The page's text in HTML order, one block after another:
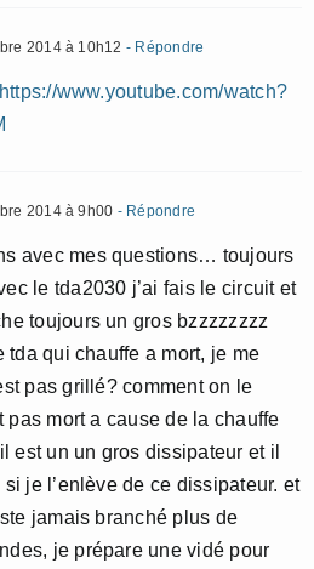
2014 à 10h12 - Répondre
https://www.youtube.com/watch?
2014 à 9h00 - Répondre
avec mes questions… toujours
le tda2030 j’ai fais le circuit et
toujours un gros bzzzzzzzz
tda qui chauffe a mort, je me
pas grillé? comment on le
pas mort a cause de la chauffe
est un un gros dissipateur et il
je l’enlève de ce dissipateur. et
jamais branché plus de
je prépare une vidé pour